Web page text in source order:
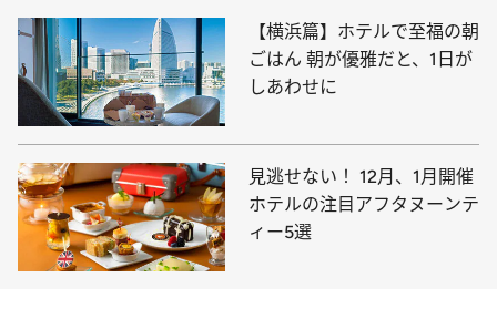
【横浜篇】ホテルで至福の朝
ごはん 朝が優雅だと、1日が
しあわせに
見逃せない！ 12月、1月開催
ホテルの注目アフタヌーンテ
ィー5選